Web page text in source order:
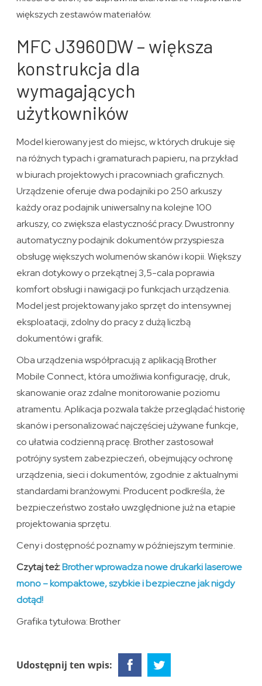
większych zestawów materiałów.
MFC J3960DW – większa
konstrukcja dla
wymagających
użytkowników
Model kierowany jest do miejsc, w których drukuje się
na różnych typach i gramaturach papieru, na przykład
w biurach projektowych i pracowniach graficznych.
Urządzenie oferuje dwa podajniki po 250 arkuszy
każdy oraz podajnik uniwersalny na kolejne 100
arkuszy, co zwiększa elastyczność pracy. Dwustronny
automatyczny podajnik dokumentów przyspiesza
obsługę większych wolumenów skanów i kopii. Większy
ekran dotykowy o przekątnej 3,5-cala poprawia
komfort obsługi i nawigacji po funkcjach urządzenia.
Model jest projektowany jako sprzęt do intensywnej
eksploatacji, zdolny do pracy z dużą liczbą
dokumentów i grafik.
Oba urządzenia współpracują z aplikacją Brother
Mobile Connect, która umożliwia konfigurację, druk,
skanowanie oraz zdalne monitorowanie poziomu
atramentu. Aplikacja pozwala także przeglądać historię
skanów i personalizować najczęściej używane funkcje,
co ułatwia codzienną pracę. Brother zastosował
potrójny system zabezpieczeń, obejmujący ochronę
urządzenia, sieci i dokumentów, zgodnie z aktualnymi
standardami branżowymi. Producent podkreśla, że
bezpieczeństwo zostało uwzględnione już na etapie
projektowania sprzętu.
Ceny i dostępność poznamy w późniejszym terminie.
Czytaj też:Brother wprowadza nowe drukarki laserowe
mono – kompaktowe, szybkie i bezpieczne jak nigdy
dotąd!
Grafika tytułowa: Brother
Udostępnij ten wpis: